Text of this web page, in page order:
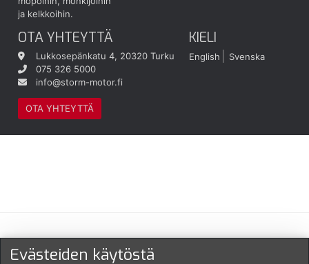
ja kelkkoihin.
OTA YHTEYTTÄ
Lukkosepänkatu 4, 20320 Turku
075 326 5000
info@storm-motor.fi
OTA YHTEYTTÄ
KIELI
English Svenska
Maksu- ja toimitustavat
Evästeiden käytöstä